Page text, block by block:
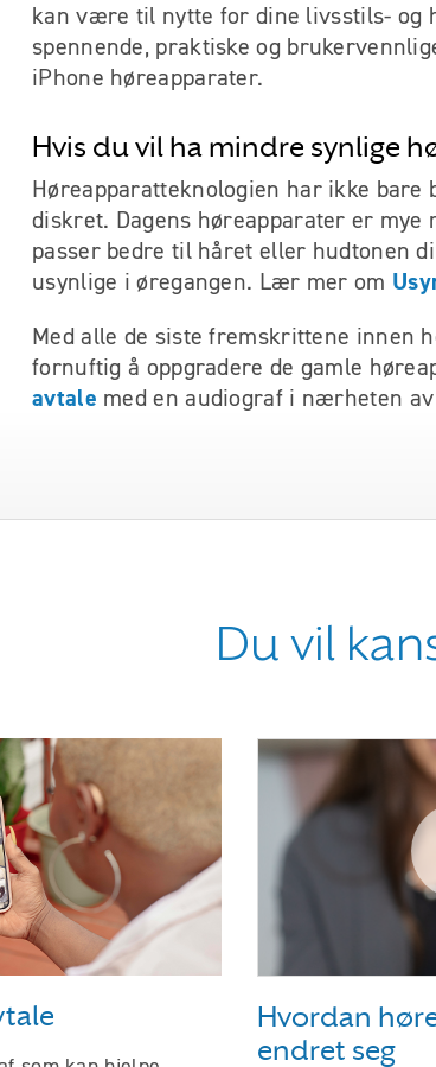
kan være til nytte for dine livsstils- og
spennende, praktiske og
iPhone høreapparater.
Hvis du vil ha mindre synlige
Høreapparatteknologien har ikke
diskret. Dagens høreapparater er mye
passer bedre til håret eller hudtonen
usynlige i øregangen. Lær mer om
Med alle de siste fremskrittene innen
fornuftig å oppgradere de gamle
avtale med en audiograf i nærheten av
Du vil
Hvordan
endret seg